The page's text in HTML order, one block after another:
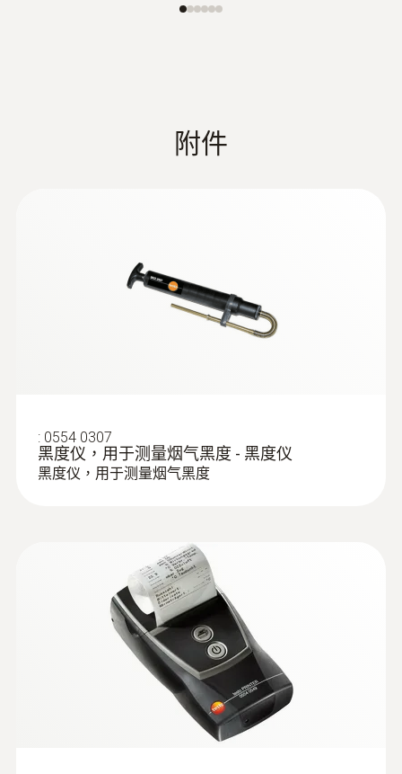
附件
: 0554 0307
黑度仪，用于测量烟气黑度 - 黑度仪
黑度仪，用于测量烟气黑度